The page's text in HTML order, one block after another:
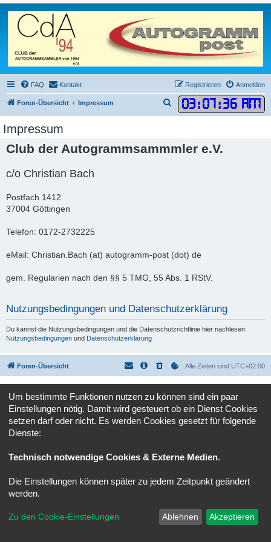
FAQ Kontakt Anmelden
Registrieren
Foren-Übersicht Impressum 03:07:36 AM
u
h
Impressum
Club der Autogrammsammmler e.V.
c/o Christian Bach
Postfach 1412
37004 Göttingen
Telefon: 0172-2732225
eMail: Christian.Bach (at) autogramm-post (dot) de
gem. Regularien nach den §§ 5 TMG, 55 Abs. 1 RStV.
Nutzungsbedingungen und Datenschutzerklärung
Du kannst die Nutzungsbedingungen und die Datenschutzrichtlinie hier nachlesen:
Nutzungsbedingungen und Datenschutzerklärung
Foren-Übersicht Alle Zeiten sind UTC+02:00
Deutsche Übersetzung durchphpBB.de
Datenschutz|Nutzungsbedingungen
Um bestimmte Funktionen nutzen zu können sind ein paar
Einstellungen nötig. Damit wird gesteuert ob ein Dienst Cookies
setzen darf oder nicht. Es werden Cookies gesetzt für folgende
Dienste:
Technisch notwendige Cookies & Externe Medien.
Die Einstellungen können später zu jedem Zeitpunkt geändert
werden.
Zu den Cookie-Einstellungen Ablehnen Akzeptieren